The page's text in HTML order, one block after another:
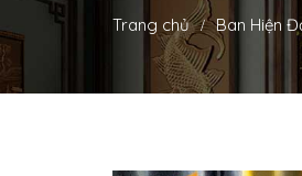
Trang chủ Ban Hiện